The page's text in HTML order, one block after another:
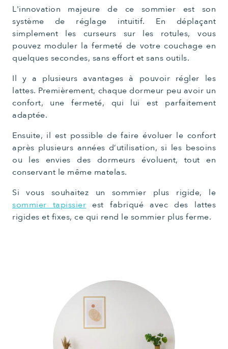
L'innovation majeure de ce sommier est son
système de réglage intuitif. En déplaçant
simplement les curseurs sur les rotules, vous
pouvez moduler la fermeté de votre couchage en
quelques secondes, sans effort et sans outils.
Il y a plusieurs avantages à pouvoir régler les
lattes. Premièrement, chaque dormeur peu avoir un
confort, une fermeté, qui lui est parfaitement
adaptée.
Ensuite, il est possible de faire évoluer le confort
après plusieurs années d’utilisation, si les besoins
ou les envies des dormeurs évoluent, tout en
conservant le même matelas.
Si vous souhaitez un sommier plus rigide, le
sommier tapissier est fabriqué avec des lattes
rigides et fixes, ce qui rend le sommier plus ferme.